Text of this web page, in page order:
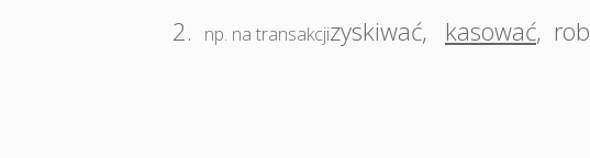
2. np. na transakcjizyskiwać, kasować,